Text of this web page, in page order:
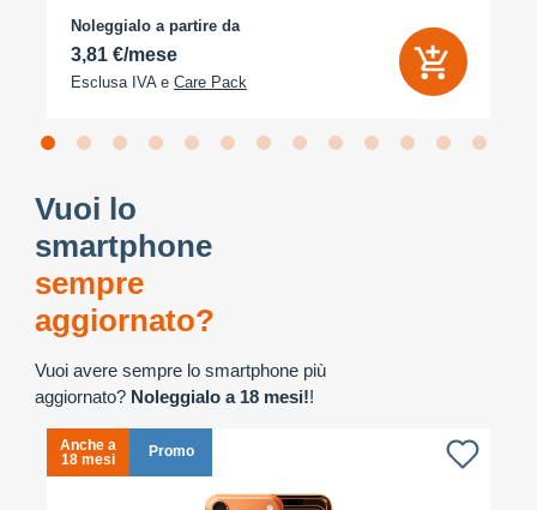
Noleggialo a partire da
3,81 €/mese
Esclusa IVA e Care Pack
Vuoi lo
smartphone
sempre
aggiornato?
Vuoi avere sempre lo smartphone più
aggiornato? Noleggialo a 18 mesi!!
Anche a
18 mesi
Promo